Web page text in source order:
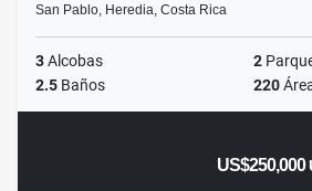
San Pablo, Heredia, Costa Rica
3Alcobas 2
2.5 Baños 220
US$250,000